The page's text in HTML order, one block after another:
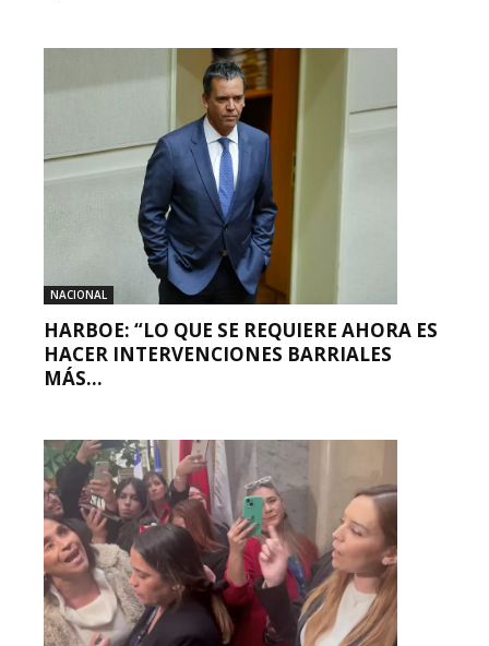
NACIONAL
HARBOE: “LO QUE SE REQUIERE AHORA ES
HACER INTERVENCIONES BARRIALES
MÁS...